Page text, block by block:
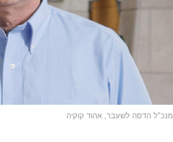
מנכ"ל הדסה לשעבר, אהוד קוקיה